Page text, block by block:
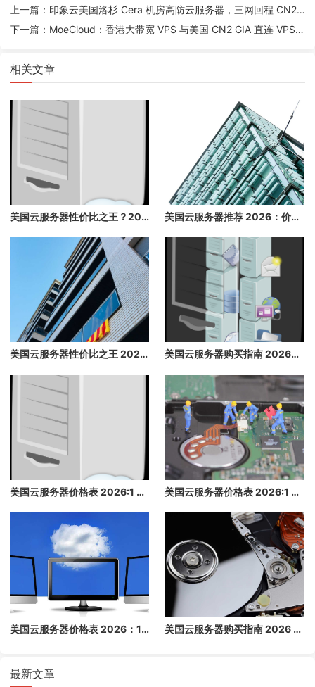
上一篇：印象云美国洛杉 Cera 机房高防云服务器，三网回程 CN2 线路，价格优惠
下一篇：MoeCloud：香港大带宽 VPS 与美国 CN2 GIA 直连 VPS，2020 年优惠，61.22 元/月起
相关文章
美国云服务器性价比之王？2026 年最便宜的高配云主机推荐，省钱必看 美国云服务器推荐 2026：价格最低、配置最高、带宽大的美国云主机推荐
美国云服务器性价比之王 2026：价格最低，配置最高，带宽最大 美国云服务器购买指南 2026：高性价比海外云主机推荐
美国云服务器价格表 2026:1 核/2 核/4 核/8 核配置每月多少钱？ 美国云服务器价格表 2026:1 核/2 核/4 核/8 核配置每月多少钱？
美国云服务器价格表 2026：1 核/2 核/4 核/8 核配置每月多少钱？ 美国云服务器购买指南 2026 - 高性价比海外云主机推荐
最新文章